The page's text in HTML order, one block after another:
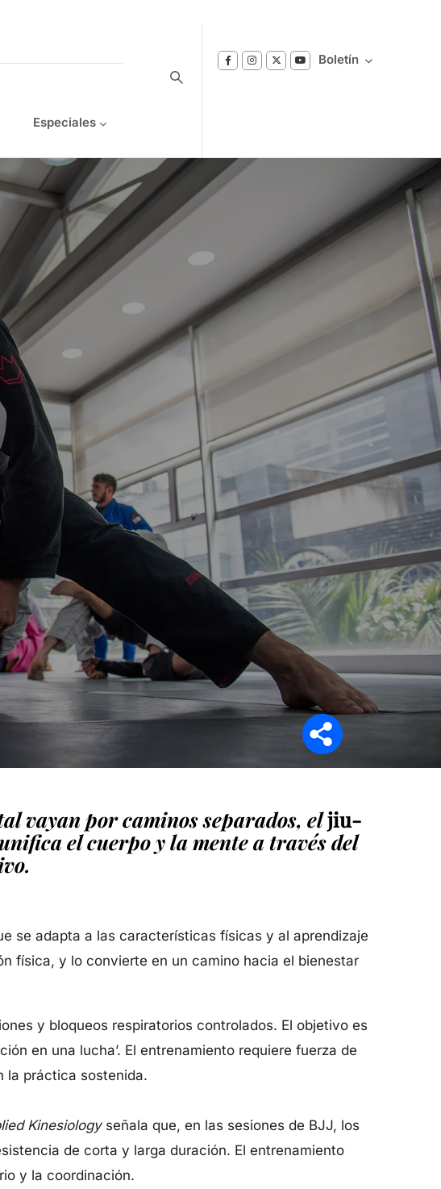
Especiales
Boletín
Suscríbase a nuestro boletín
Reciba notificaciones sobre los temas de
Bienestar que le interesan.
Síganos en
vayan por caminos separados, eljiu-
el cuerpo y la mente a través del
se adapta a las características físicas y al aprendizaje
física, y lo convierte en un camino hacia el bienestar
y bloqueos respiratorios controlados. El objetivo es
en una lucha’. El entrenamiento requiere fuerza de
la práctica sostenida.
Kinesiologyseñala que, en las sesiones de BJJ, los
de corta y larga duración. El entrenamiento
y la coordinación.